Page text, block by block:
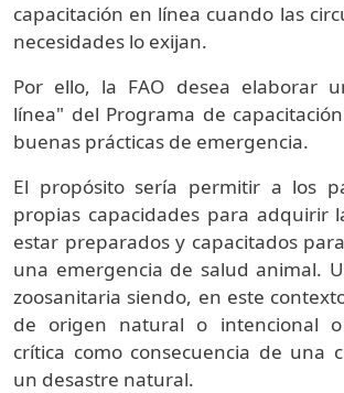
capacitación en línea cuando las
necesidades lo exijan.
Por ello, la FAO desea elaborar
línea" del Programa de
buenas prácticas de emergencia.
El propósito sería permitir a los
propias capacidades para adquirir
estar preparados y capacitados
una emergencia de salud animal.
zoosanitaria siendo, en este
de origen natural o intencional
crítica como consecuencia de una
un desastre natural.